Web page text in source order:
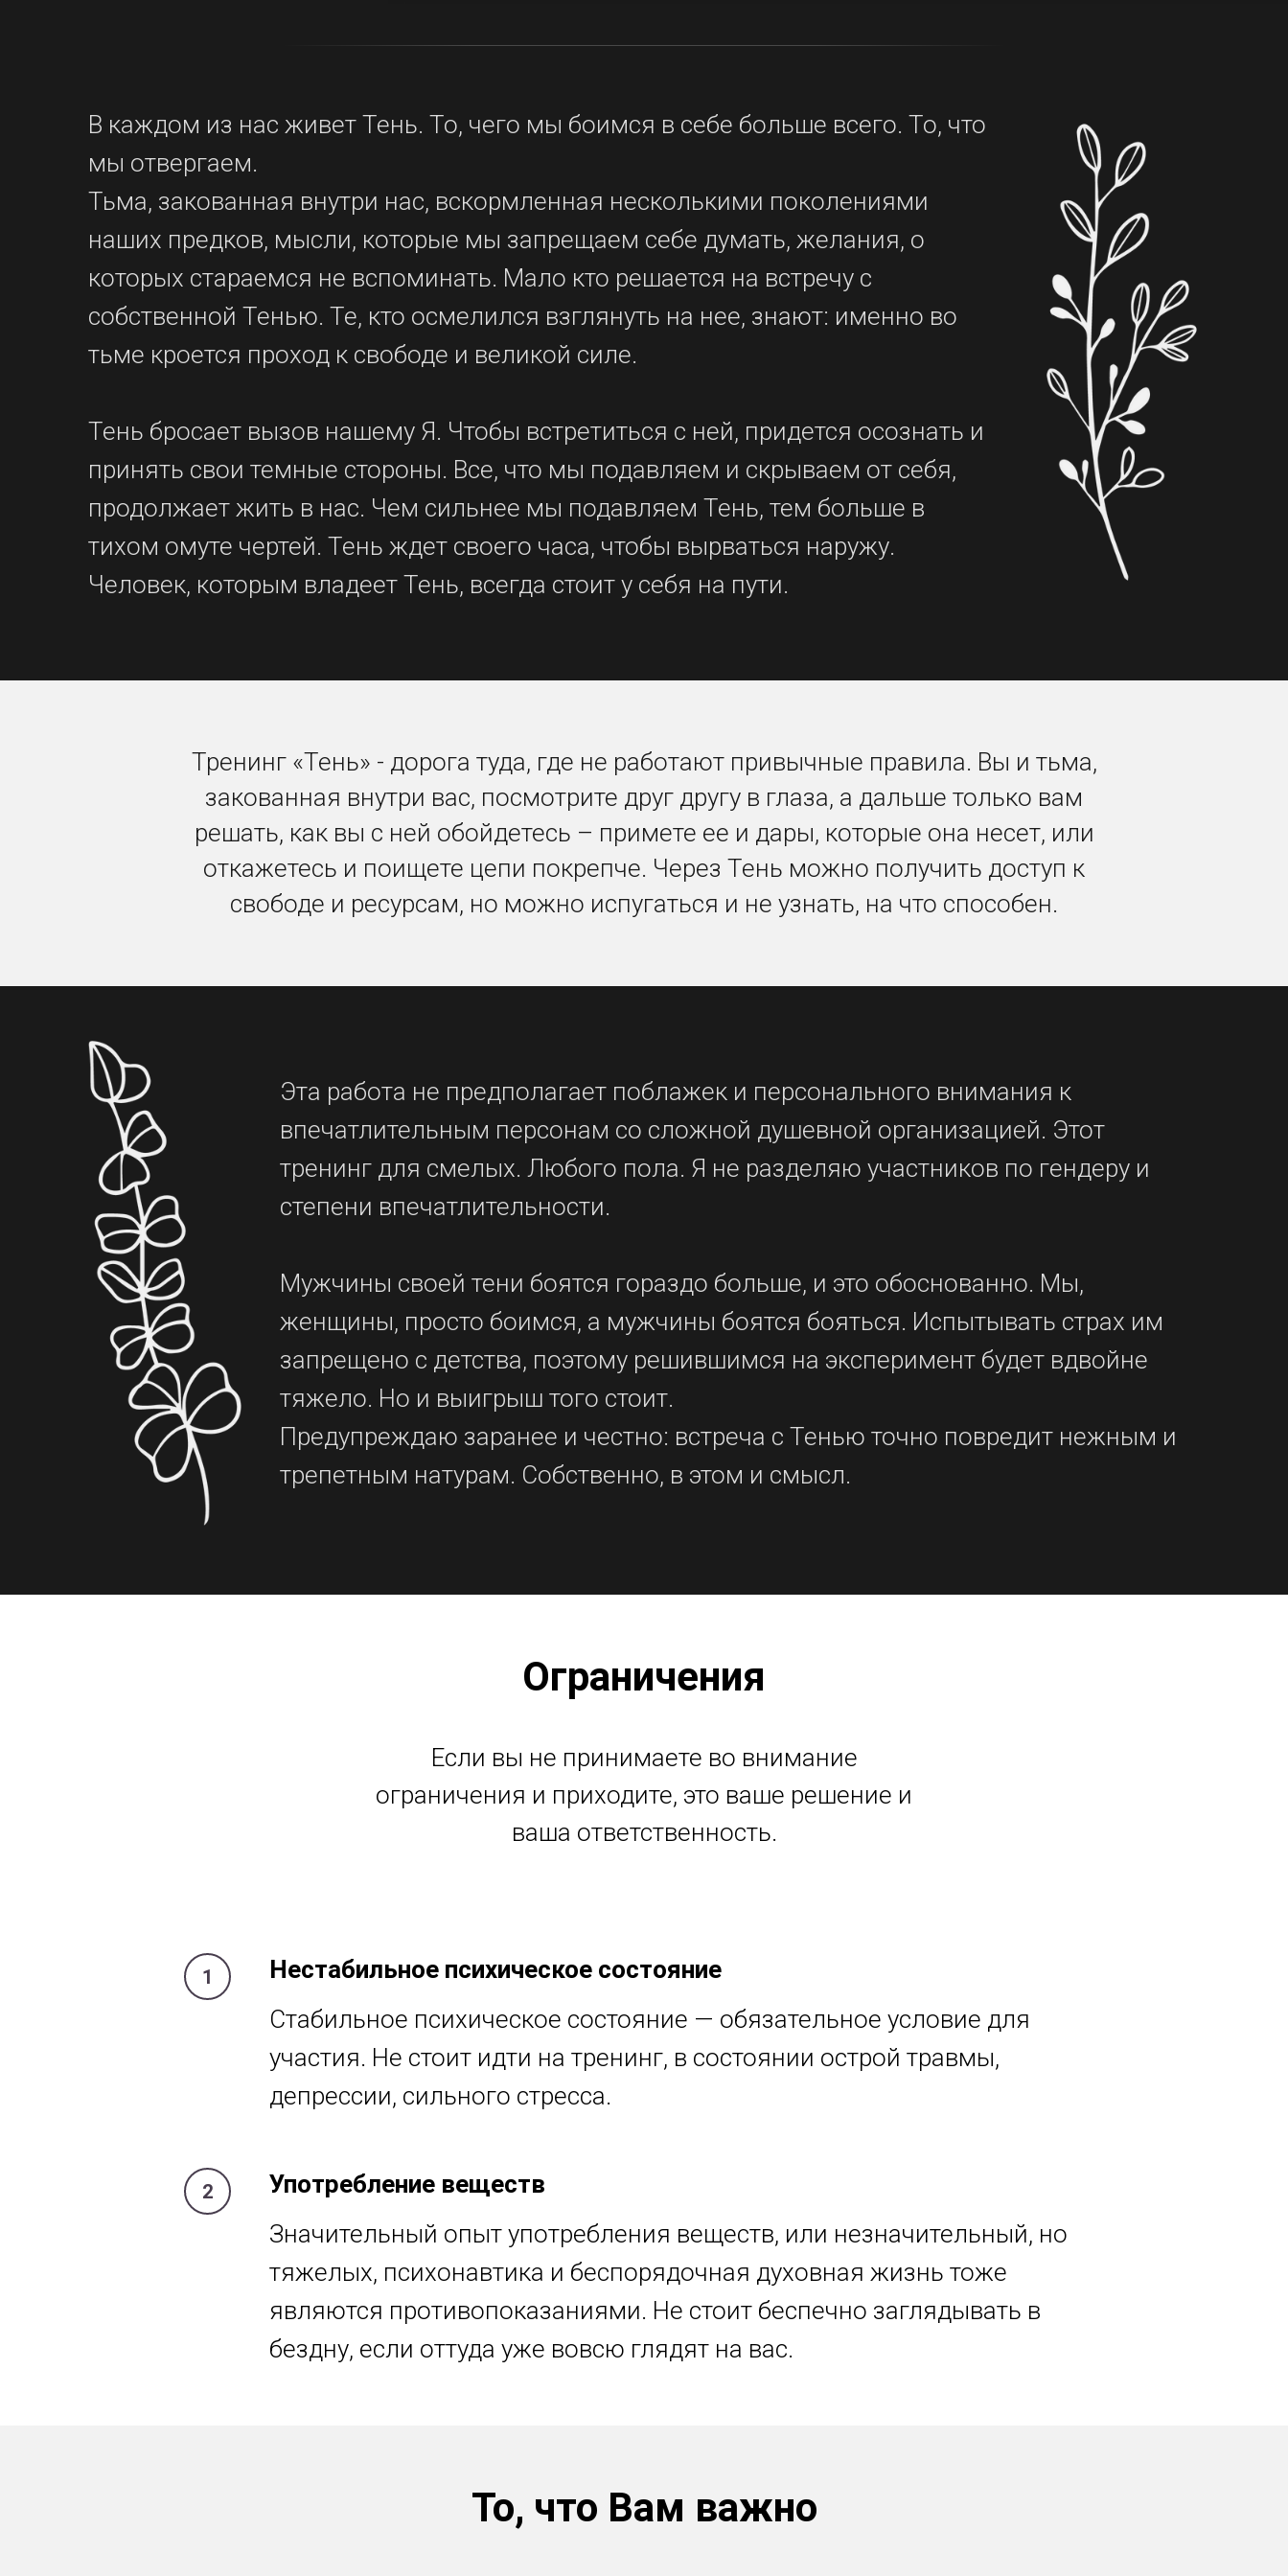
В каждом из нас живет Тень. То, чего мы боимся в себе больше всего. То, что
мы отвергаем.
Тьма, закованная внутри нас, вскормленная несколькими поколениями
наших предков, мысли, которые мы запрещаем себе думать, желания, о
которых стараемся не вспоминать. Мало кто решается на встречу с
собственной Тенью. Те, кто осмелился взглянуть на нее, знают: именно во
тьме кроется проход к свободе и великой силе.
Тень бросает вызов нашему Я. Чтобы встретиться с ней, придется осознать и
принять свои темные стороны. Все, что мы подавляем и скрываем от себя,
продолжает жить в нас. Чем сильнее мы подавляем Тень, тем больше в
тихом омуте чертей. Тень ждет своего часа, чтобы вырваться наружу.
Человек, которым владеет Тень, всегда стоит у себя на пути.
Тренинг «Тень» - дорога туда, где не работают привычные правила. Вы и тьма,
закованная внутри вас, посмотрите друг другу в глаза, а дальше только вам
решать, как вы с ней обойдетесь – примете ее и дары, которые она несет, или
откажетесь и поищете цепи покрепче. Через Тень можно получить доступ к
свободе и ресурсам, но можно испугаться и не узнать, на что способен.
Эта работа не предполагает поблажек и персонального внимания к
впечатлительным персонам со сложной душевной организацией. Этот
тренинг для смелых. Любого пола. Я не разделяю участников по гендеру и
степени впечатлительности.
Мужчины своей тени боятся гораздо больше, и это обоснованно. Мы,
женщины, просто боимся, а мужчины боятся бояться. Испытывать страх им
запрещено с детства, поэтому решившимся на эксперимент будет вдвойне
тяжело. Но и выигрыш того стоит.
Предупреждаю заранее и честно: встреча с Тенью точно повредит нежным и
трепетным натурам. Собственно, в этом и смысл.
Ограничения
Если вы не принимаете во внимание
ограничения и приходите, это ваше решение и
ваша ответственность.
Нестабильное психическое состояние
Стабильное психическое состояние — обязательное условие для
участия. Не стоит идти на тренинг, в состоянии острой травмы,
депрессии, сильного стресса.
Употребление веществ
Значительный опыт употребления веществ, или незначительный, но
тяжелых, психонавтика и беспорядочная духовная жизнь тоже
являются противопоказаниями. Не стоит беспечно заглядывать в
бездну, если оттуда уже вовсю глядят на вас.
То, что Вам важно